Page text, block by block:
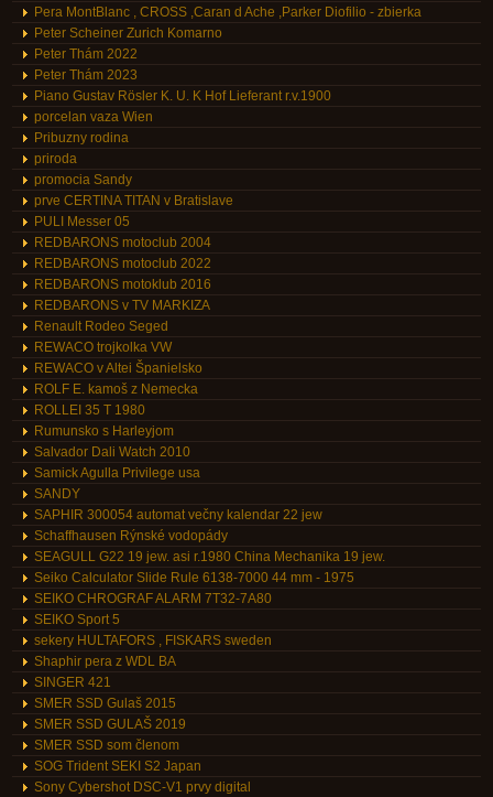
Pera MontBlanc , CROSS ,Caran d Ache ,Parker Diofilio - zbierka
Peter Scheiner Zurich Komarno
Peter Thám 2022
Peter Thám 2023
Piano Gustav Rösler K. U. K Hof Lieferant r.v.1900
porcelan vaza Wien
Pribuzny rodina
priroda
promocia Sandy
prve CERTINA TITAN v Bratislave
PULI Messer 05
REDBARONS motoclub 2004
REDBARONS motoclub 2022
REDBARONS motoklub 2016
REDBARONS v TV MARKIZA
Renault Rodeo Seged
REWACO trojkolka VW
REWACO v Altei Španielsko
ROLF E. kamoš z Nemecka
ROLLEI 35 T 1980
Rumunsko s Harleyjom
Salvador Dali Watch 2010
Samick Agulla Privilege usa
SANDY
SAPHIR 300054 automat večny kalendar 22 jew
Schaffhausen Rýnské vodopády
SEAGULL G22 19 jew. asi r.1980 China Mechanika 19 jew.
Seiko Calculator Slide Rule 6138-7000 44 mm - 1975
SEIKO CHROGRAF ALARM 7T32-7A80
SEIKO Sport 5
sekery HULTAFORS , FISKARS sweden
Shaphir pera z WDL BA
SINGER 421
SMER SSD Gulaš 2015
SMER SSD GULAŠ 2019
SMER SSD som členom
SOG Trident SEKI S2 Japan
Sony Cybershot DSC-V1 prvy digital